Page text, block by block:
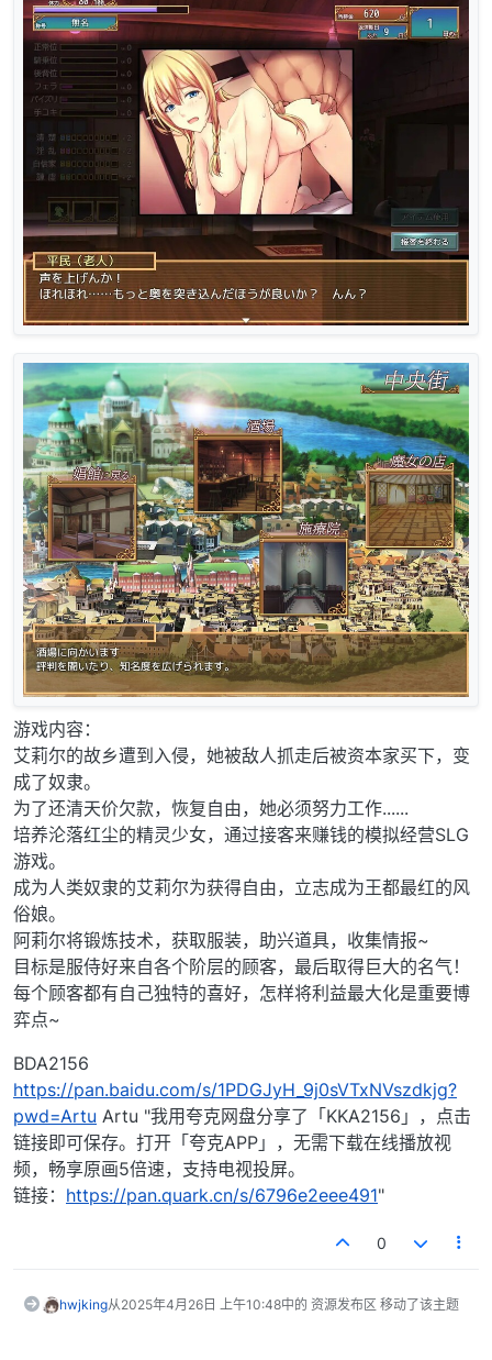
游戏内容：
艾莉尔的故乡遭到入侵，她被敌人抓走后被资本家买下，变
成了奴隶。
为了还清天价欠款，恢复自由，她必须努力工作......
培养沦落红尘的精灵少女，通过接客来赚钱的模拟经营SLG
游戏。
成为人类奴隶的艾莉尔为获得自由，立志成为王都最红的风
俗娘。
阿莉尔将锻炼技术，获取服装，助兴道具，收集情报~
目标是服侍好来自各个阶层的顾客，最后取得巨大的名气！
每个顾客都有自己独特的喜好，怎样将利益最大化是重要博
弈点~
BDA2156
https://pan.baidu.com/s/1PDGJyH_9j0sVTxNVszdkjg?
pwd=Artu Artu "我用夸克网盘分享了「KKA2156」，点击
链接即可保存。打开「夸克APP」，无需下载在线播放视
频，畅享原画5倍速，支持电视投屏。
链接： https://pan.quark.cn/s/6796e2eee491"
0
hwjking从2025年4月26日 上午10:48中的 资源发布区 移动了该主题